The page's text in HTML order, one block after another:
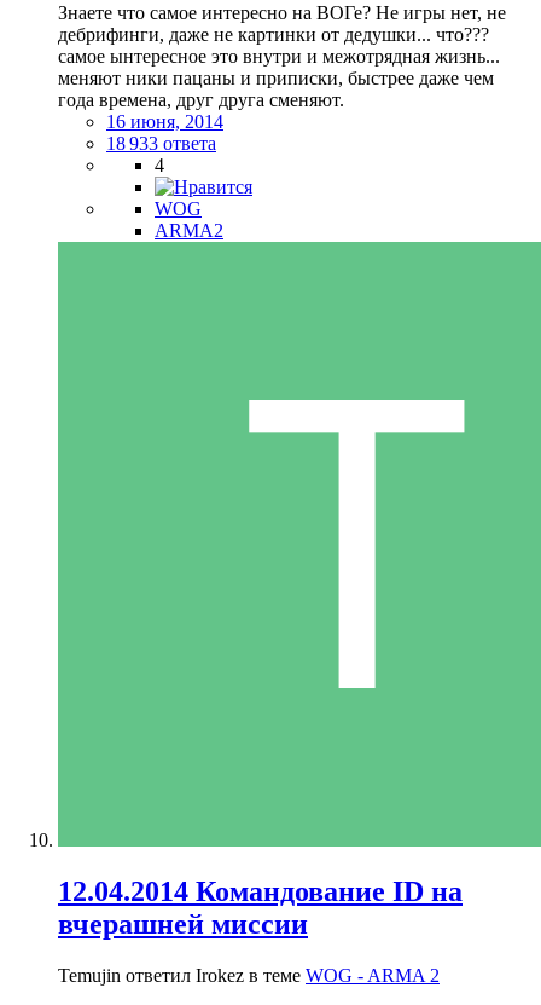
Знаете что самое интересно на ВОГе? Не игры нет, не
дебрифинги, даже не картинки от дедушки... что???
самое ынтересное это внутри и межотрядная жизнь...
меняют ники пацаны и приписки, быстрее даже чем
года времена, друг друга сменяют.
16 июня, 2014
18 933 ответа
4
WOG
ARMA2
12.04.2014 Командование ID на
вчерашней миссии
Temujin ответил Irokez в теме WOG - ARMA 2